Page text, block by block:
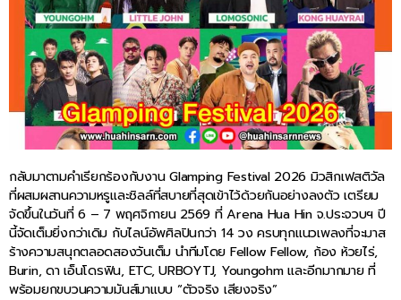
กลับมาตามคำเรียกร้องกับงาน Glamping Festival 2026 มิวสิกเฟสติวัล
ที่ผสมผสานความหรูและชิลล์ที่สบายที่สุดเข้าไว้ด้วยกันอย่างลงตัว เตรียม
จัดขึ้นในวันที่ 6 – 7 พฤศจิกายน 2569 ที่ Arena Hua Hin จ.ประจวบฯ ปี
นี้จัดเต็มยิ่งกว่าเดิม กับไลน์อัพศิลปินกว่า 14 วง ครบทุกแนวเพลงที่จะมาส
ร้างความสนุกตลอดสองวันเต็ม นำทีมโดย Fellow Fellow, ก้อง ห้วยไร่,
Burin, ดา เอ็นโดรฟิน, ETC, URBOYTJ, Youngohm และอีกมากมาย ที่
พร้อมยกขบวนความมันส์มาแบบ “ตัวจริง เสียงจริง”